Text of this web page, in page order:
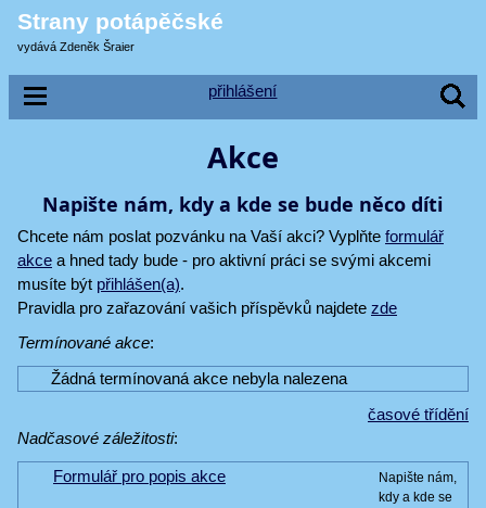
Strany potápěčské
vydává Zdeněk Šraier
přihlášení
Akce
Napište nám, kdy a kde se bude něco díti
Chcete nám poslat pozvánku na Vaší akci? Vyplňte formulář
akce a hned tady bude - pro aktivní práci se svými akcemi
musíte být přihlášen(a).
Pravidla pro zařazování vašich příspěvků najdete zde
Termínované akce:
Žádná termínovaná akce nebyla nalezena
časové třídění
Nadčasové záležitosti:
Formulář pro popis akce
Napište nám,
kdy a kde se